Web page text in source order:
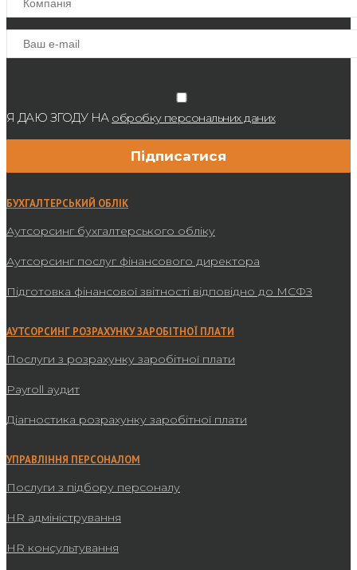
Я ДАЮ ЗГОДУ НА обробку персональних даних
БУХГАЛТЕРСЬКИЙ ОБЛІК
Аутсорсинг бухгалтерського обліку
Аутсорсинг послуг фінансового директора
Підготовка фінансової звітності відповідно до МСФЗ
АУТСОРСИНГ РОЗРАХУНКУ ЗАРОБІТНОЇ ПЛАТИ
Послуги з розрахунку заробітної плати
Payroll аудит
Діагностика розрахунку заробітної плати
УПРАВЛІННЯ ПЕРСОНАЛОМ
Послуги з підбору персоналу
HR адміністрування
HR консультування